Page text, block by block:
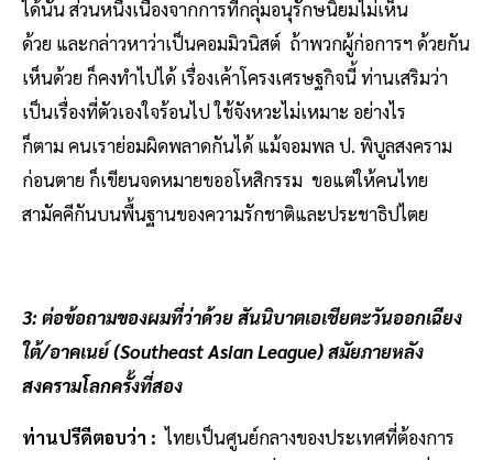
ได้นั้น ส่วนหนึ่งเนื่องจากการที่กลุ่มอนุรักษนิยมไม่เห็น
ด้วย และกล่าวหาว่าเป็นคอมมิวนิสต์ ถ้าพวกผู้ก่อการฯ ด้วยกัน
เห็นด้วย ก็คงทำไปได้ เรื่องเค้าโครงเศรษฐกิจนี้ ท่านเสริมว่า
เป็นเรื่องที่ตัวเองใจร้อนไป ใช้จังหวะไม่เหมาะ อย่างไร
ก็ตาม คนเราย่อมผิดพลาดกันได้ แม้จอมพล ป. พิบูลสงคราม
ก่อนตาย ก็เขียนจดหมายขออโหสิกรรม ขอแต่ให้คนไทย
สามัคคีกันบนพื้นฐานของความรักชาติและประชาธิปไตย
3: ต่อข้อถามของผมที่ว่าด้วย สันนิบาตเอเชียตะวันออกเฉียง
ใต้/อาคเนย์ (Southeast Asian League) สมัยภายหลัง
สงครามโลกครั้งที่สอง
ท่านปรีดีตอบว่า : ไทยเป็นศูนย์กลางของประเทศที่ต้องการ